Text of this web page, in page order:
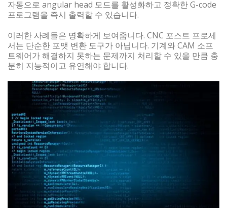
자동으로 angular head 모드를 활성화하고 정확한 G-code
프로그램을 즉시 출력할 수 있습니다.
이러한 사례들은 명확하게 보여줍니다. CNC 포스트 프로세
서는 단순한 포맷 변환 도구가 아닙니다. 기계와 CAM 소프
트웨어가 해결하지 못하는 문제까지 처리할 수 있을 만큼 충
분히 지능적이고 유연해야 합니다.